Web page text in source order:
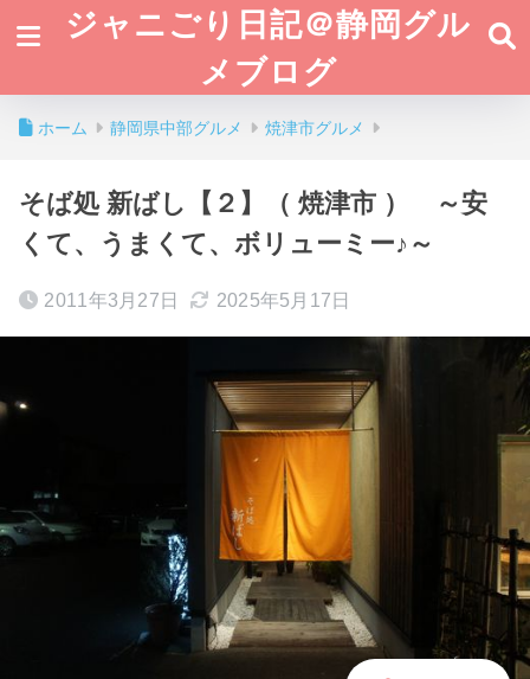
ジャニごり日記＠静岡グル
メブログ
ホーム 静岡県中部グルメ 焼津市グルメ
そば処 新ばし【２】（ 焼津市 ） ～安
くて、うまくて、ボリューミー♪～
2011年3月27日 2025年5月17日